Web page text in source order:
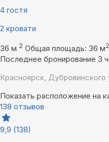
4 гостя
2 кровати
36 м 2 Общая площадь: 36 м2
Последнее бронирование 3
Красноярск, Дубровинского
Показать расположение на
138 отзывов
9,9 (138)